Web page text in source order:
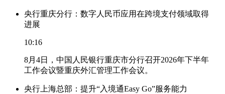
央行重庆分行：数字人民币应用在跨境支付领域取得
进展
10:16
8月4日，中国人民银行重庆市分行召开2026年下半年
工作会议暨重庆外汇管理工作会议。
央行上海总部：提升“入境通Easy Go”服务能力